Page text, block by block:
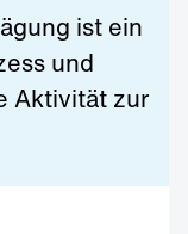
ist ein
und
Aktivität zur